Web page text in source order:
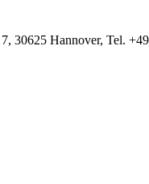
30625 Hannover, Tel.